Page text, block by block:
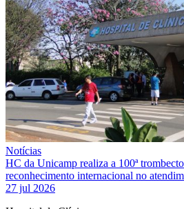
Notícias
HC da Unicamp realiza a 100ª
reconhecimento internacional no
27 jul 2026